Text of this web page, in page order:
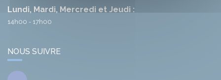
Lundi, Mardi, Mercredi et Jeudi :
14h00 - 17h00
NOUS SUIVRE